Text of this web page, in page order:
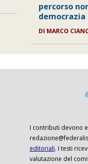
percorso
DI MARCO
I contributi devono
editoriali. I testi
valutazione del